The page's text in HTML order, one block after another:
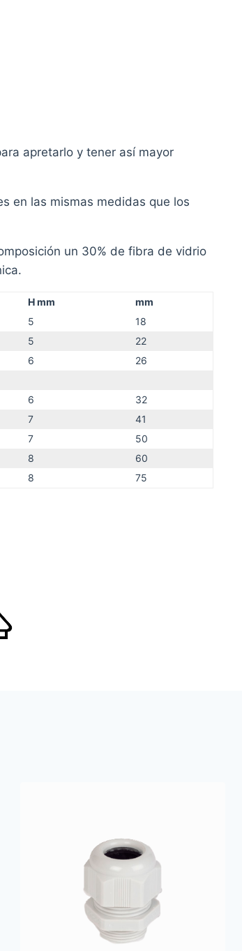
apretarlo y tener así mayor
en las mismas medidas que los
un 30% de fibra de vidrio
H mm
mm
5
18
5
22
6
26
6
32
7
41
7
50
8
60
8 75